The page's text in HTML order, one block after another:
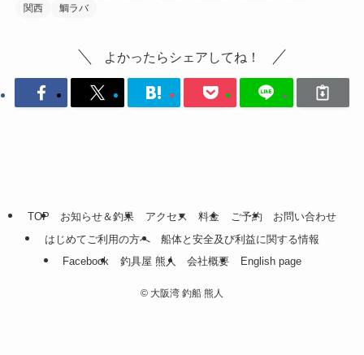
関西
鯛ラバ
よかったらシェアしてね！
TOP お知らせ＆釣果 アクセス 料金 ご予約
お問い合わせ
はじめてご利用の方へ
船体と安全及び利益に関する情報
Facebook
釣具屋 熊人 会社概要 English page
© 大阪湾 釣船 熊人